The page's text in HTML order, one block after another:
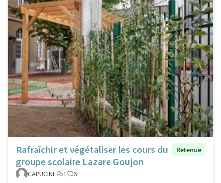
Rafraîchir et végétaliser les cours du
groupe scolaire Lazare Goujon
Retenue
CAPUCINE 1 6